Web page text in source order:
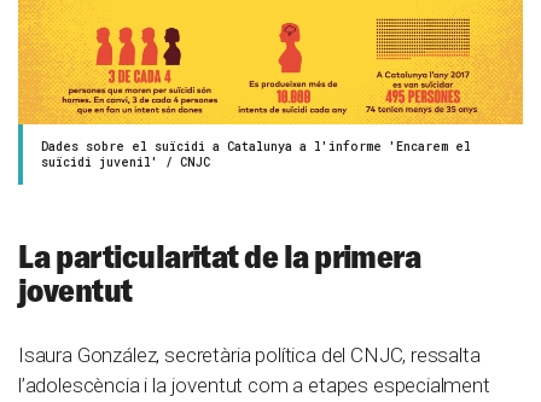
Dades sobre el suïcidi a Catalunya a l'informe 'Encarem el
suïcidi juvenil' / CNJC
La particularitat de la primera
joventut
Isaura González, secretària política del CNJC, ressalta
l’adolescència i la joventut com a etapes especialment